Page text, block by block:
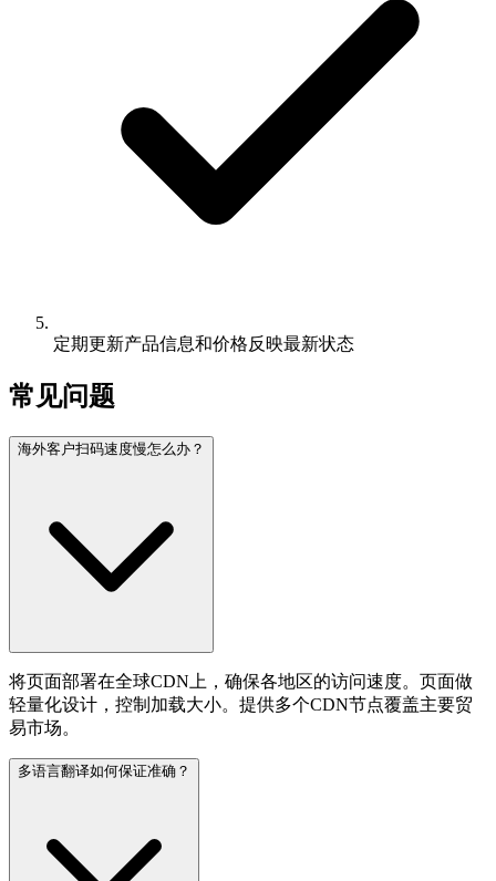
定期更新产品信息和价格反映最新状态
常见问题
海外客户扫码速度慢怎么办？
将页面部署在全球CDN上，确保各地区的访问速度。页面做
轻量化设计，控制加载大小。提供多个CDN节点覆盖主要贸
易市场。
多语言翻译如何保证准确？